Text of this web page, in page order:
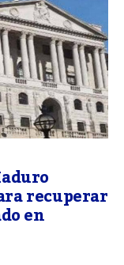
recuperar
en